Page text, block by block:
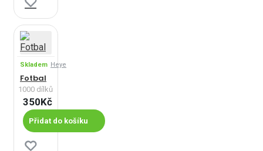
Skladem Heye
Fotbal
1000 dílků
350Kč
Přidat do košíku